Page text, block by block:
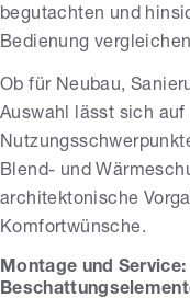
begutachten und
Bedienung
Ob für Neubau,
Auswahl lässt sich
Blend- und
architektonische
Komfortwünsche.
Montage und